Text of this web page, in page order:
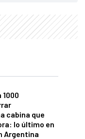
cabina que
lo último en
Argentina